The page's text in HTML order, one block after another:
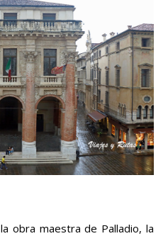
obra maestra de Palladio, la